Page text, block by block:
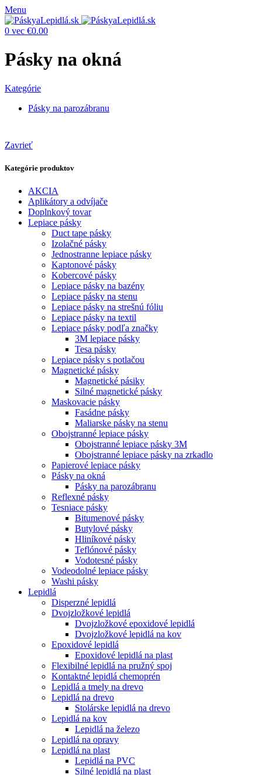
Menu
0 vec €0.00
Pásky na okná
Kategórie
Pásky na parozábranu
Zavrieť
Kategórie produktov
AKCIA
Aplikátory a odvíjače
Doplnkový tovar
Lepiace pásky
Duct tape pásky
Izolačné pásky
Jednostranne lepiace pásky
Kaptonové pásky
Kobercové pásky
Lepiace pásky na bazény
Lepiace pásky na stenu
Lepiace pásky na strešnú fóliu
Lepiace pásky na textil
Lepiace pásky podľa značky
3M lepiace pásky
Tesa pásky
Lepiace pásky s potlačou
Magnetické pásky
Magnetické pásiky
Silné magnetické pásky
Maskovacie pásky
Fasádne pásky
Maliarske pásky na stenu
Obojstranné lepiace pásky
Obojstranné lepiace pásky 3M
Obojstranné lepiace pásky na zrkadlo
Papierové lepiace pásky
Pásky na okná
Pásky na parozábranu
Reflexné pásky
Tesniace pásky
Bitumenové pásky
Butylové pásky
Hliníkové pásky
Teflónové pásky
Vodotesné pásky
Vodeodolné lepiace pásky
Washi pásky
Lepidlá
Disperzné lepidlá
Dvojzložkové lepidlá
Dvojzložkové epoxidové lepidlá
Dvojzložkové lepidlá na kov
Epoxidové lepidlá
Epoxidové lepidlá na plast
Flexibilné lepidlá na pružný spoj
Kontaktné lepidlá chemoprén
Lepidlá a tmely na drevo
Lepidlá na drevo
Stolárske lepidlá na drevo
Lepidlá na kov
Lepidlá na železo
Lepidlá na opravy
Lepidlá na plast
Lepidlá na PVC
Silné lepidlá na plast